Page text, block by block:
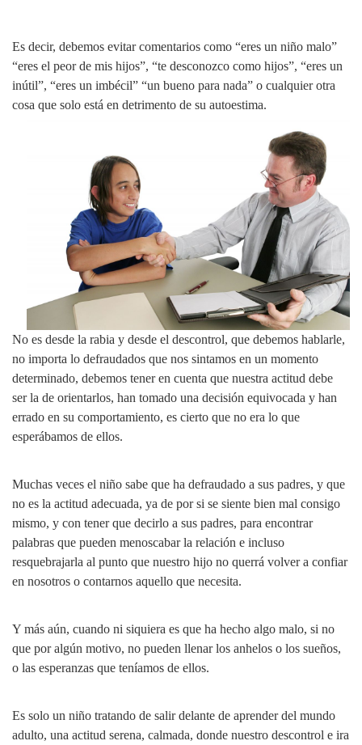
Es decir, debemos evitar comentarios como “eres un niño malo”
“eres el peor de mis hijos”, “te desconozco como hijos”, “eres un
inútil”, “eres un imbécil” “un bueno para nada” o cualquier otra
cosa que solo está en detrimento de su autoestima.
No es desde la rabia y desde el descontrol, que debemos hablarle,
no importa lo defraudados que nos sintamos en un momento
determinado, debemos tener en cuenta que nuestra actitud debe
ser la de orientarlos, han tomado una decisión equivocada y han
errado en su comportamiento, es cierto que no era lo que
esperábamos de ellos.
Muchas veces el niño sabe que ha defraudado a sus padres, y que
no es la actitud adecuada, ya de por si se siente bien mal consigo
mismo, y con tener que decirlo a sus padres, para encontrar
palabras que pueden menoscabar la relación e incluso
resquebrajarla al punto que nuestro hijo no querrá volver a confiar
en nosotros o contarnos aquello que necesita.
Y más aún, cuando ni siquiera es que ha hecho algo malo, si no
que por algún motivo, no pueden llenar los anhelos o los sueños,
o las esperanzas que teníamos de ellos.
Es solo un niño tratando de salir delante de aprender del mundo
adulto, una actitud serena, calmada, donde nuestro descontrol e ira